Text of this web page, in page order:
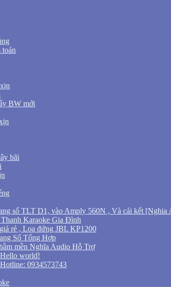
toán
BW mới
bãi
số TLT D1, vào Amply 560N , Và cái kết [Nghia
Karaoke Gia Đình
rẻ , Loa đứng JBL KP1200
Số Tổng Hợp
mền Nghĩa Audio Hỗ Trợ
Hello world!
Hotline: 0934573743